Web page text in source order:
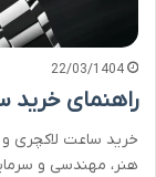
22/03/1404
راهنمای خرید
خرید ساعت لاکچری و
هنر، مهندسی و